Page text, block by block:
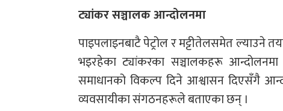
ट्यांकर सञ्चालक आन्दोलनमा
पाइपलाइनबाटै पेट्रोल र मट्टीतेलसमेत ल्याउने
भइरहेका ट्यांकरका सञ्चालकहरू
समाधानको विकल्प दिने आश्वासन दिएसँगै
व्यवसायीका संगठनहरूले बताएका छन् ।